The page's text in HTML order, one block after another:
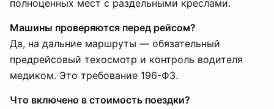
полноценных мест с раздельными креслами.
Машины проверяются перед рейсом?
Да, на дальние маршруты — обязательный
предрейсовый техосмотр и контроль водителя
медиком. Это требование 196-ФЗ.
Что включено в стоимость поездки?